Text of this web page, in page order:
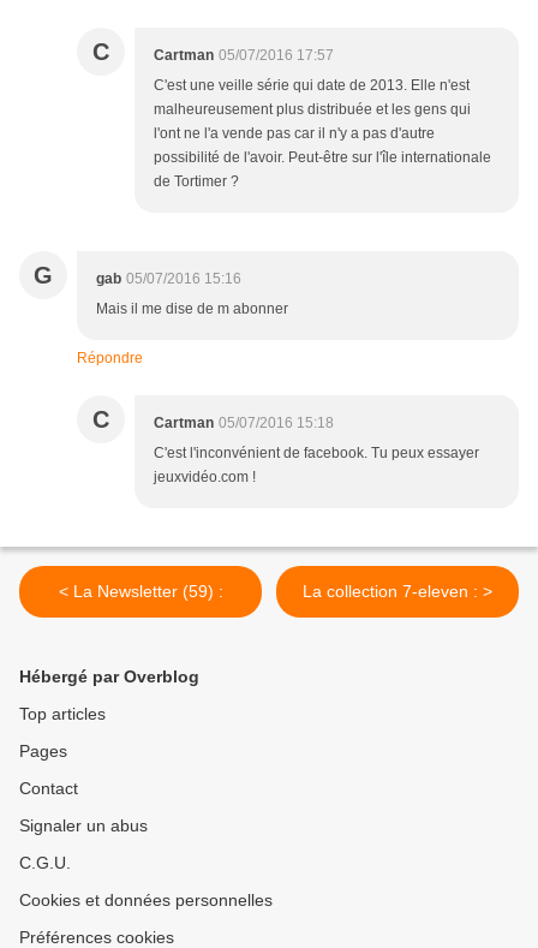
C Cartman 05/07/2016 17:57
C'est une veille série qui date de 2013. Elle n'est
malheureusement plus distribuée et les gens qui
l'ont ne l'a vende pas car il n'y a pas d'autre
possibilité de l'avoir. Peut-être sur l'île internationale
de Tortimer ?
G gab 05/07/2016 15:16
Mais il me dise de m abonner
Répondre
C Cartman 05/07/2016 15:18
C'est l'inconvénient de facebook. Tu peux essayer
jeuxvidéo.com !
< La Newsletter (59) : La collection 7-eleven : >
Hébergé par Overblog
Top articles
Pages
Contact
Signaler un abus
C.G.U.
Cookies et données personnelles
Préférences cookies